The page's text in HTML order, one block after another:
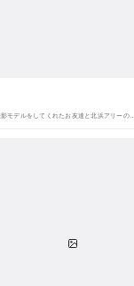
モデルをしてくれたお友達と北浜アリーの…